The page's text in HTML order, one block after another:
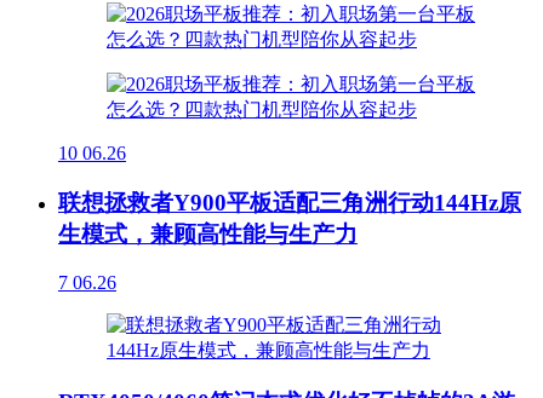
10 06.26
联想拯救者Y900平板适配三角洲行动144Hz原
生模式，兼顾高性能与生产力
7 06.26